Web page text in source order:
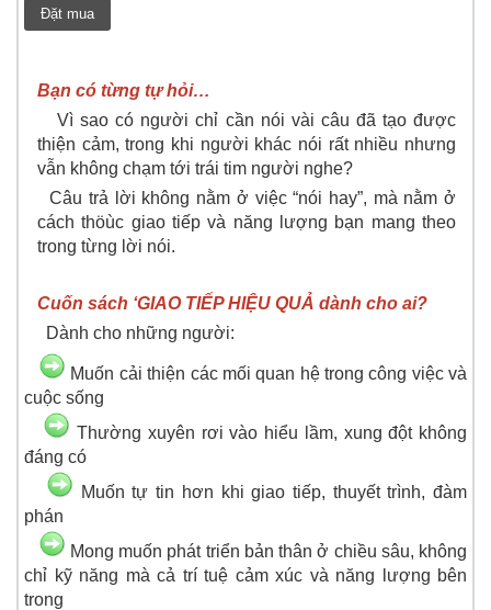
Đặt mua
Bạn có từng tự hỏi…
Vì sao có người chỉ cần nói vài câu đã tạo được
thiện cảm, trong khi người khác nói rất nhiều nhưng
vẫn không chạm tới trái tim người nghe?
Câu trả lời không nằm ở việc “nói hay”, mà nằm ở
cách thöùc giao tiếp và năng lượng bạn mang theo
trong từng lời nói.
Cuốn sách ‘GIAO TIẾP HIỆU QUẢ dành cho ai?
Dành cho những người:
Muốn cải thiện các mối quan hệ trong công việc và
cuộc sống
Thường xuyên rơi vào hiểu lầm, xung đột không
đáng có
Muốn tự tin hơn khi giao tiếp, thuyết trình, đàm
phán
Mong muốn phát triển bản thân ở chiều sâu, không
chỉ kỹ năng mà cả trí tuệ cảm xúc và năng lượng bên
trong